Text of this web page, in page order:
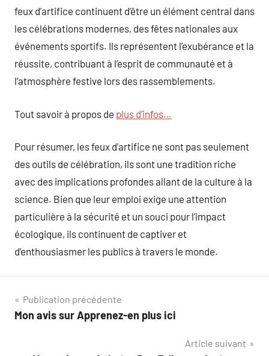
feux d’artifice continuent d’être un élément central dans
les célébrations modernes, des fêtes nationales aux
événements sportifs. Ils représentent l’exubérance et la
réussite, contribuant à l’esprit de communauté et à
l’atmosphère festive lors des rassemblements.
Tout savoir à propos de plus d’infos…
Pour résumer, les feux d’artifice ne sont pas seulement
des outils de célébration, ils sont une tradition riche
avec des implications profondes allant de la culture à la
science. Bien que leur emploi exige une attention
particulière à la sécurité et un souci pour l’impact
écologique, ils continuent de captiver et
d’enthousiasmer les publics à travers le monde.
Navigation
de
Publication précédente
Mon avis sur Apprenez-en plus ici
Article suivant